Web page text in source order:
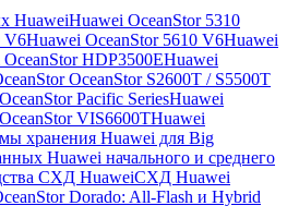
HuaweiHuawei OceanStor 5310
V6Huawei OceanStor 5610 V6Huawei
HDP3500EHuawei
OceanStor S2600T / S5500T
Pacific SeriesHuawei
VIS6600THuawei
хранения Huawei для Big
Huawei начального и среднего
СХД HuaweiСХД Huawei
Dorado: All-Flash и Hybrid